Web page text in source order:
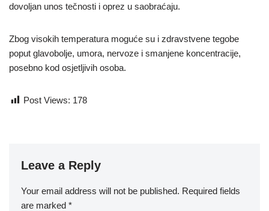
dovoljan unos tečnosti i oprez u saobraćaju.
Zbog visokih temperatura moguće su i zdravstvene tegobe
poput glavobolje, umora, nervoze i smanjene koncentracije,
posebno kod osjetljivih osoba.
Post Views: 178
Leave a Reply
Your email address will not be published. Required fields
are marked *